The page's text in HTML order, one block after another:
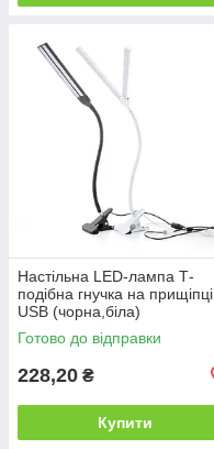
Настільна LED-лампа Т-
подібна гнучка на прищіпці
USB (чорна,біла)
Готово до відправки
228,20 ₴
Купити